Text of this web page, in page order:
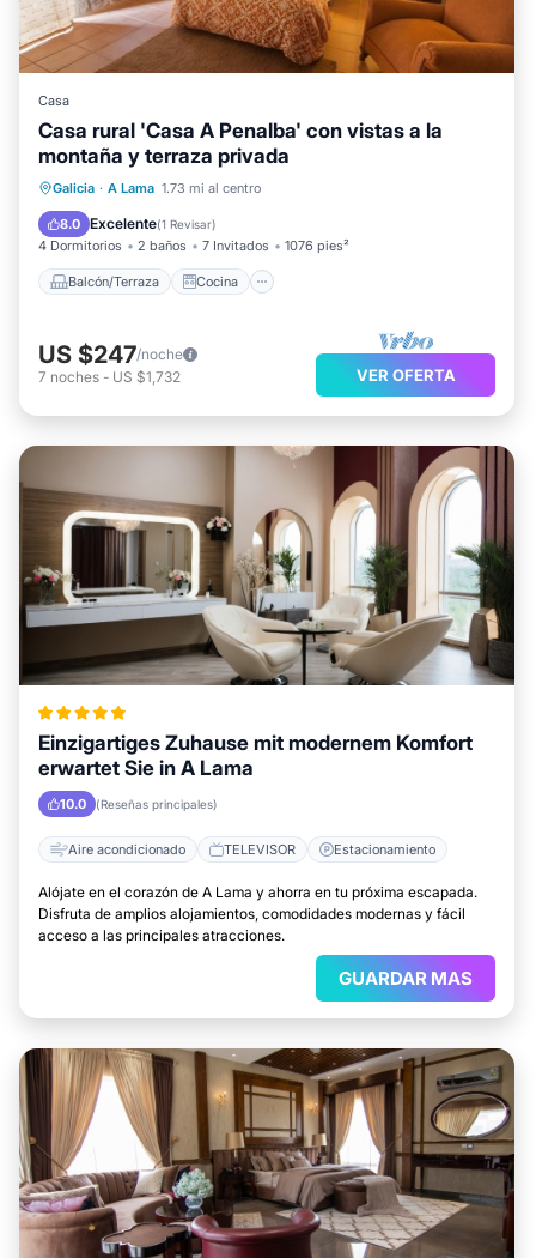
Casa
Casa rural 'Casa A Penalba' con vistas a la
montaña y terraza privada
Galicia · A Lama 1.73 mi al centro
8.0 Excelente(1 Revisar)
4 Dormitorios 2 baños 7 Invitados 1076 pies²
Balcón/Terraza Cocina
Balcón/Terraza
Cocina
Se admiten mascotas
US $247/noche
7 noches - US $1,732 VER OFERTA
Einzigartiges Zuhause mit modernem Komfort
erwartet Sie in A Lama
10.0 (Reseñas principales)
Aire acondicionado TELEVISOR Estacionamiento
Alójate en el corazón de A Lama y ahorra en tu próxima escapada.
Disfruta de amplios alojamientos, comodidades modernas y fácil
acceso a las principales atracciones.
GUARDAR MAS